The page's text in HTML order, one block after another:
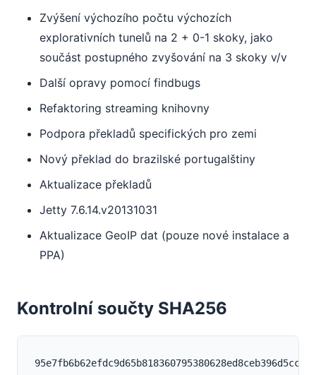
Zvýšení výchozího počtu výchozích
explorativních tunelů na 2 + 0-1 skoky, jako
součást postupného zvyšování na 3 skoky v/v
Další opravy pomocí findbugs
Refaktoring streaming knihovny
Podpora překladů specifických pro zemi
Nový překlad do brazilské portugalštiny
Aktualizace překladů
Jetty 7.6.14.v20131031
Aktualizace GeoIP dat (pouze nové instalace a
PPA)
Kontrolní součty SHA256